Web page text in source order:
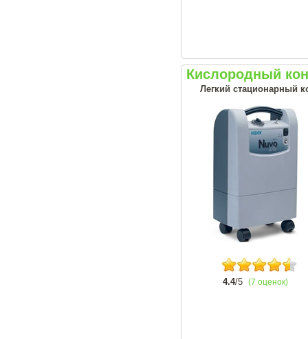
Кислородный
Легкий стационарный
4.4/5 (7 оценок)